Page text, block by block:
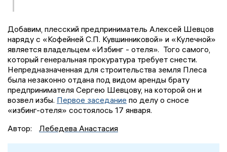
Добавим, плесский предприниматель Алексей Шевцов
наряду с «Кофейней С.П. Кувшинниковой» и «Кулечной»
является владельцем «Избинг - отеля». Того самого,
который генеральная прокуратура требует снести.
Непредназначенная для строительства земля Плеса
была незаконно отдана под видом аренды брату
предпринимателя Сергею Шевцову, на которой он и
возвел избы. Первое заседание по делу о сносе
«избинг-отеля» состоялось 17 января.
Автор:
Лебедева Анастасия